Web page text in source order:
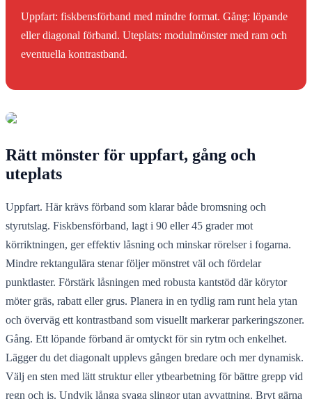
Uppfart: fiskbensförband med mindre format. Gång: löpande
eller diagonal förband. Uteplats: modulmönster med ram och
eventuella kontrastband.
Rätt mönster för uppfart, gång och
uteplats
Uppfart. Här krävs förband som klarar både bromsning och
styrutslag. Fiskbensförband, lagt i 90 eller 45 grader mot
körriktningen, ger effektiv låsning och minskar rörelser i fogarna.
Mindre rektangulära stenar följer mönstret väl och fördelar
punktlaster. Förstärk låsningen med robusta kantstöd där körytor
möter gräs, rabatt eller grus. Planera in en tydlig ram runt hela ytan
och överväg ett kontrastband som visuellt markerar parkeringszoner.
Gång. Ett löpande förband är omtyckt för sin rytm och enkelhet.
Lägger du det diagonalt upplevs gången bredare och mer dynamisk.
Välj en sten med lätt struktur eller ytbearbetning för bättre grepp vid
regn och is. Undvik långa svaga slingor utan avvattning. Bryt gärna